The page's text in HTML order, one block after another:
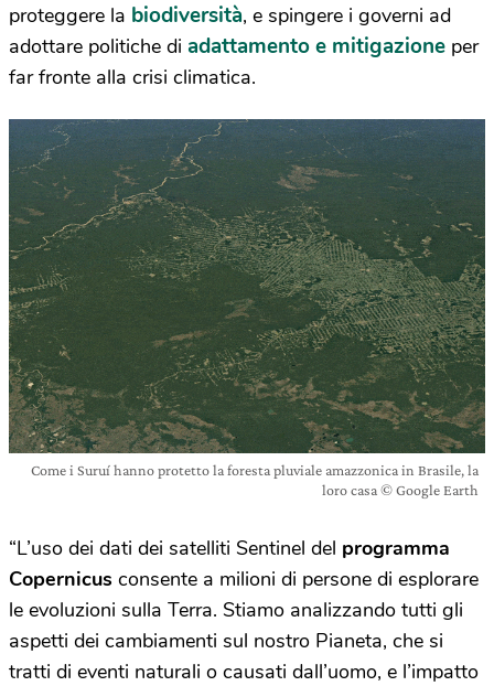
proteggere la biodiversità, e spingere i governi ad
adottare politiche di adattamento e mitigazione per
far fronte alla crisi climatica.
Come i Suruí hanno protetto la foresta pluviale amazzonica in Brasile, la
loro casa © Google Earth
“L’uso dei dati dei satelliti Sentinel del programma
Copernicus consente a milioni di persone di esplorare
le evoluzioni sulla Terra. Stiamo analizzando tutti gli
aspetti dei cambiamenti sul nostro Pianeta, che si
tratti di eventi naturali o causati dall’uomo, e l’impatto